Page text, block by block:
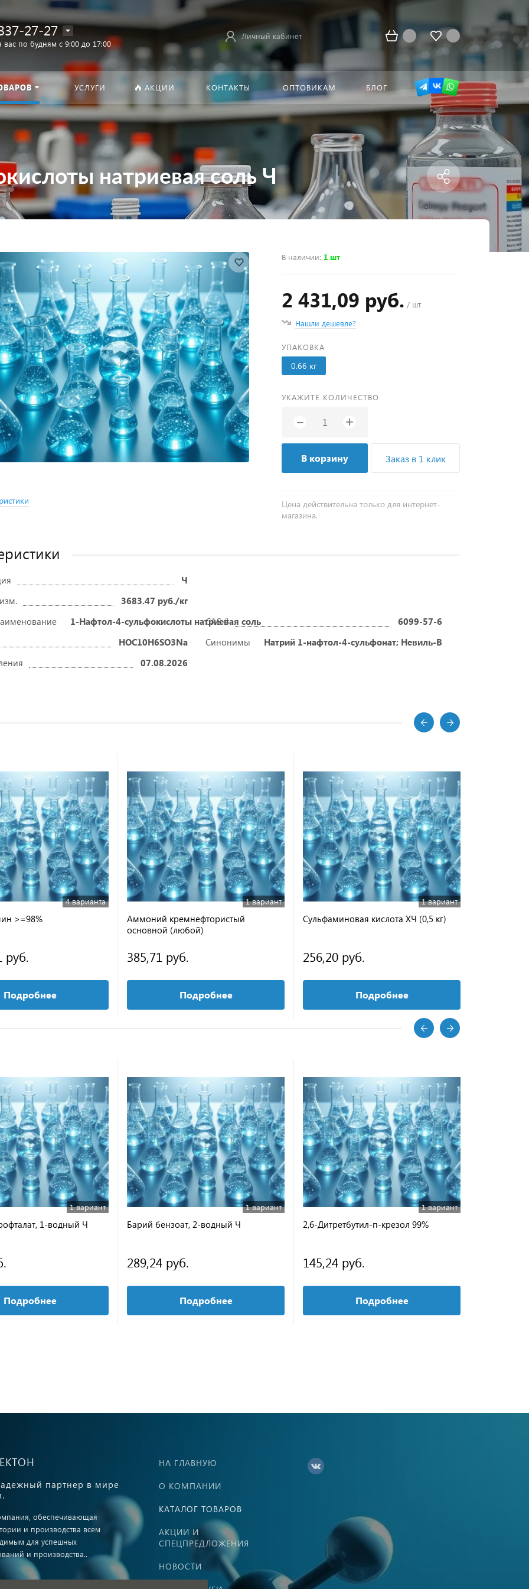
27-27
вас по будням с 9:00 до 17:00
Личный кабинет
УСЛУГИ АКЦИИ КОНТАКТЫ ОПТОВИКАМ БЛОГ
натриевая соль Ч
В наличии: 1 шт
2 431,09 руб. / шт
Нашли дешевле?
УПАКОВКА
0.66 кг
УКАЖИТЕ КОЛИЧЕСТВО
− +
В корзину Заказ в 1 клик
Цена действительна только для интернет-
магазина.
Ч
3683.47 руб./кг
1-Нафтол-4-сульфокислоты натриевая соль
CAS #
6099-57-6
HOC10H6SO3Na Синонимы
Натрий 1-нафтол-4-сульфонат; Невиль-Витнера кислоты
07.08.2026
4 варианта
>=98%
руб.
Подробнее
1 вариант
Аммоний кремнефтористый
основной (любой)
385,71 руб.
Подробнее
1 вариант
Сульфаминовая кислота ХЧ (0,5 кг)
256,20 руб.
Подробнее
1 вариант
1-водный Ч
Подробнее
1 вариант
Барий бензоат, 2-водный Ч
289,24 руб.
Подробнее
1 вариант
2,6-Дитретбутил-п-крезол 99%
145,24 руб.
Подробнее
партнер в мире
обеспечивающая
и производства всем
для успешных
и производства..
НА ГЛАВНУЮ
О КОМПАНИИ
КАТАЛОГ ТОВАРОВ
АКЦИИ И
СПЕЦПРЕДЛОЖЕНИЯ
НОВОСТИ